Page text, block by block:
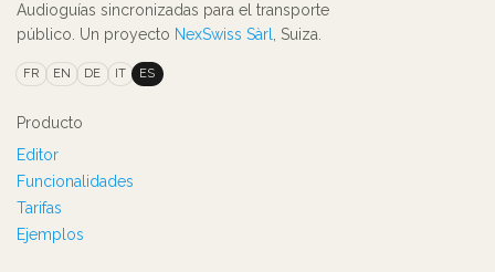
Audioguías sincronizadas para el transporte
público. Un proyecto NexSwiss Sàrl , Suiza.
FR EN DE IT ES
Producto
Editor
Funcionalidades
Tarifas
Ejemplos